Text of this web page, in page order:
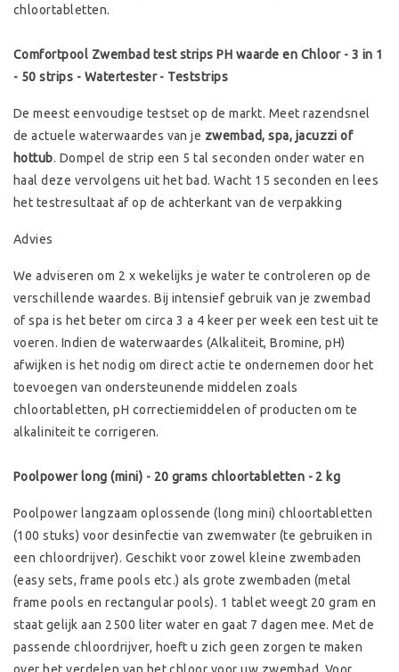
chloortabletten.
Comfortpool Zwembad test strips PH waarde en Chloor - 3 in 1
- 50 strips - Watertester - Teststrips
De meest eenvoudige testset op de markt. Meet razendsnel
de actuele waterwaardes van je zwembad, spa, jacuzzi of
hottub. Dompel de strip een 5 tal seconden onder water en
haal deze vervolgens uit het bad. Wacht 15 seconden en lees
het testresultaat af op de achterkant van de verpakking
Advies
We adviseren om 2 x wekelijks je water te controleren op de
verschillende waardes. Bij intensief gebruik van je zwembad
of spa is het beter om circa 3 a 4 keer per week een test uit te
voeren. Indien de waterwaardes (Alkaliteit, Bromine, pH)
afwijken is het nodig om direct actie te ondernemen door het
toevoegen van ondersteunende middelen zoals
chloortabletten, pH correctiemiddelen of producten om te
alkaliniteit te corrigeren.
Poolpower long (mini) - 20 grams chloortabletten - 2 kg
Poolpower langzaam oplossende (long mini) chloortabletten
(100 stuks) voor desinfectie van zwemwater (te gebruiken in
een chloordrijver). Geschikt voor zowel kleine zwembaden
(easy sets, frame pools etc.) als grote zwembaden (metal
frame pools en rectangular pools). 1 tablet weegt 20 gram en
staat gelijk aan 2500 liter water en gaat 7 dagen mee. Met de
passende chloordrijver, hoeft u zich geen zorgen te maken